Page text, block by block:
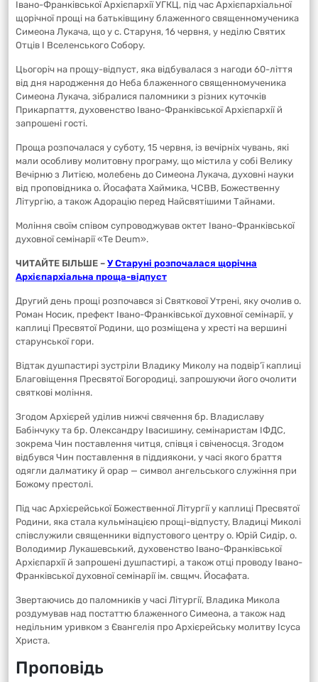
Івано-Франківської Архієпархії УГКЦ, під час Архієпархіальної
щорічної прощі на батьківщину блаженного священномученика
Симеона Лукача, що у с. Старуня, 16 червня, у неділю Святих
Отців I Вселенського Собору.
Цьогоріч на прощу-відпуст, яка відбувалася з нагоди 60-ліття
від дня народження до Неба блаженного священномученика
Симеона Лукача, зібралися паломники з різних куточків
Прикарпаття, духовенство Івано-Франківської Архієпархії й
запрошені гості.
Проща розпочалася у суботу, 15 червня, із вечірніх чувань, які
мали особливу молитовну програму, що містила у собі Велику
Вечірню з Литією, молебень до Симеона Лукача, духовні науки
від проповідника о. Йосафата Хаймика, ЧСВВ, Божественну
Літургію, а також Адорацію перед Найсвятішими Тайнами.
Моління своїм співом супроводжував октет Івано-Франківської
духовної семінарії «Te Deum».
ЧИТАЙТЕ БІЛЬШЕ – У Старуні розпочалася щорічна
Архієпархіальна проща-відпуст
Другий день прощі розпочався зі Святкової Утрені, яку очолив о.
Роман Носик, префект Івано-Франківської духовної семінарії, у
каплиці Пресвятої Родини, що розміщена у хресті на вершині
старунської гори.
Відтак душпастирі зустріли Владику Миколу на подвір’ї каплиці
Благовіщення Пресвятої Богородиці, запрошуючи його очолити
святкові моління.
Згодом Архієрей уділив нижчі свячення бр. Владиславу
Бабінчуку та бр. Олександру Івасишину, семінаристам ІФДС,
зокрема Чин поставлення читця, співця і свіченосця. Згодом
відбувся Чин поставлення в піддиякони, у часі якого браття
одягли далматику й орар — символ ангельського служіння при
Божому престолі.
Під час Архієрейської Божественної Літургії у каплиці Пресвятої
Родини, яка стала кульмінацією прощі-відпусту, Владиці Миколі
співслужили священники відпустового центру о. Юрій Сидір, о.
Володимир Лукашевський, духовенство Івано-Франківської
Архієпархії й запрошені душпастирі, а також отці проводу Івано-
Франківської духовної семінарії ім. свщмч. Йосафата.
Звертаючись до паломників у часі Літургії, Владика Микола
роздумував над постаттю блаженного Симеона, а також над
недільним уривком з Євангелія про Архієрейську молитву Ісуса
Христа.
Проповідь